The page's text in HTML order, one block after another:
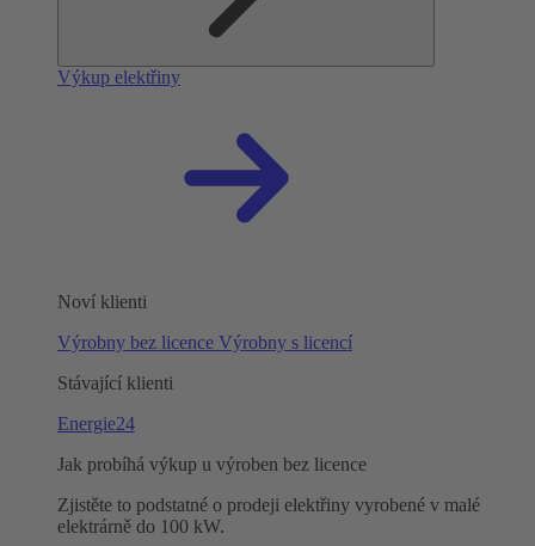
Výkup elektřiny
Noví klienti
Výrobny bez licence Výrobny s licencí
Stávající klienti
Energie24
Jak probíhá výkup u výroben bez licence
Zjistěte to podstatné o prodeji elektřiny vyrobené v malé
elektrárně do 100 kW.